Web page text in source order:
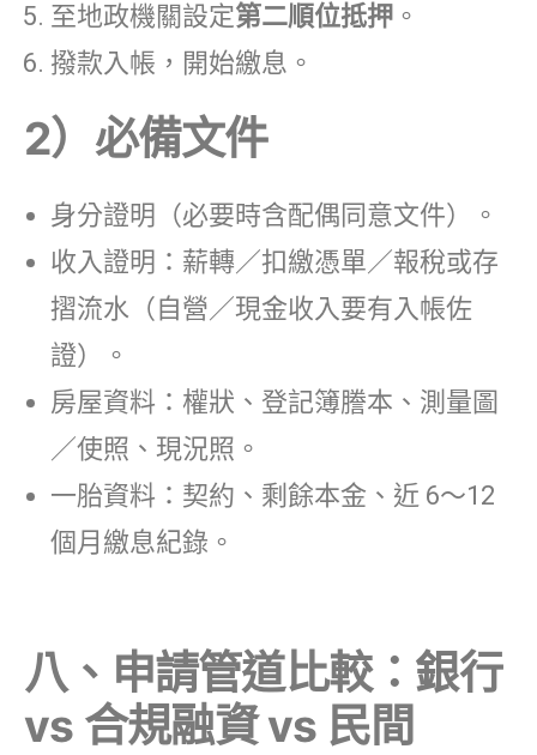
至地政機關設定第二順位抵押 。
撥款入帳，開始繳息。
2）必備文件
身分證明（必要時含配偶同意文件）。
收入證明：薪轉／扣繳憑單／報稅或存
摺流水（自營／現金收入要有入帳佐
證）。
房屋資料：權狀、登記簿謄本、測量圖
／使照、現況照。
一胎資料：契約、剩餘本金、近 6～12
個月繳息紀錄。
八、申請管道比較：銀行
vs 合規融資 vs 民間